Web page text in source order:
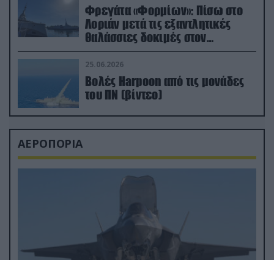
Φρεγάτα «Φορμίων»: Πίσω στο
Λοριάν μετά τις εξαντλητικές
θαλάσσιες δοκιμές στον
απαιτητικό Βισκαϊκό
25.06.2026
Βολές Harpoon από τις μονάδες
του ΠΝ (βίντεο)
ΑΕΡΟΠΟΡΙΑ